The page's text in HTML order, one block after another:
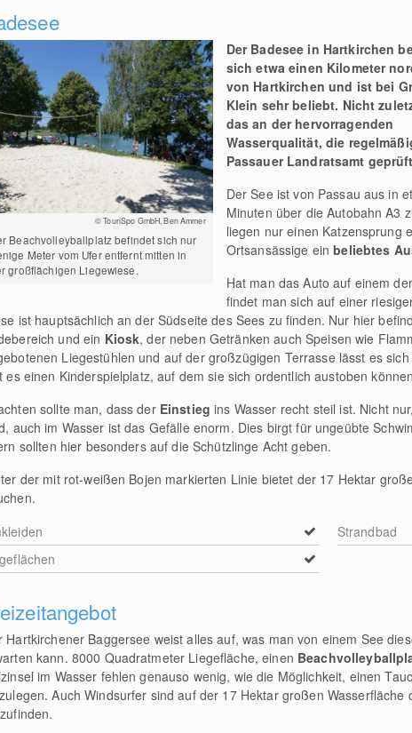
© TouriSpo GmbH, Ben Ammer
Beachvolleyballplatz befindet sich nur
Meter vom Ufer entfernt mitten in
großflächigen Liegewiese.
Der Badesee in Hartkirchen
sich etwa einen Kilometer
von Hartkirchen und ist bei
Klein sehr beliebt. Nicht
das an der hervorragenden
Wasserqualität, die
Passauer Landratsamt
Der See ist von Passau aus in
Minuten über die Autobahn A3
liegen nur einen Katzensprung
Ortsansässige einbeliebtes
Hat man das Auto auf einem
findet man sich auf einer
ist hauptsächlich an der Südseite des Sees zu finden. Nur hier
und ein Kiosk, der neben Getränken auch Speisen wie
Liegestühlen und auf der großzügigen Terrasse lässt es
es einen Kinderspielplatz, auf dem sie sich ordentlich austoben
sollte man, dass der Einstiegins Wasser recht steil ist. Nicht
auch im Wasser ist das Gefälle enorm. Dies birgt für ungeübte
sollten hier besonders auf die Schützlinge Acht geben.
der mit rot-weißen Bojen markierten Linie bietet der 17 Hektar
Strandbad
Hartkirchener Baggersee weist alles auf, was man von einem See
kann. 8000 Quadratmeter Liegefläche, einen
im Wasser fehlen genauso wenig, wie die Möglichkeit, einen
Auch Windsurfer sind auf der 17 Hektar großen Wasserfläche